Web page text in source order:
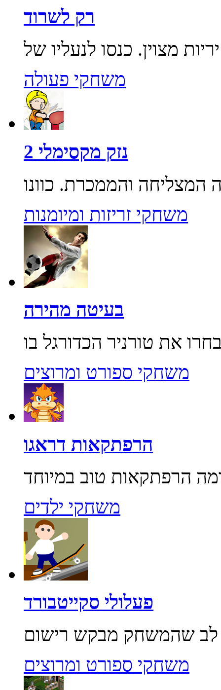
רק לשרוד
משחקי פעולה
נזק מקסימלי 2
משחקי זריזות ומיומנות
בעיטה מהירה
משחקי ספורט ומרוצים
הרפתקאות דראגו
משחקי ילדים
פעלולי סקייטבורד
משחקי ספורט ומרוצים